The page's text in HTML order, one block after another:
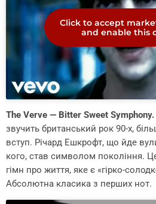
Click to accept
and enable this
The Verve — Bitter Sweet Symphony.
звучить британський рок 90-х,
вступ. Річард Ешкрофт, що йде
кого, став символом покоління.
гімн про життя, яке є «гірко-
Абсолютна класика з перших нот.